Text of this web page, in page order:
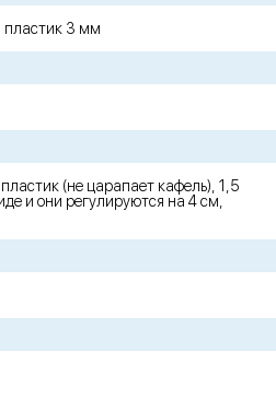
пластик 3 мм
(не царапает кафель), 1,5
и они регулируются на 4 см,